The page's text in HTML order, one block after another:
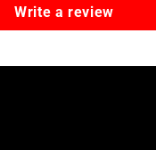
Write a review